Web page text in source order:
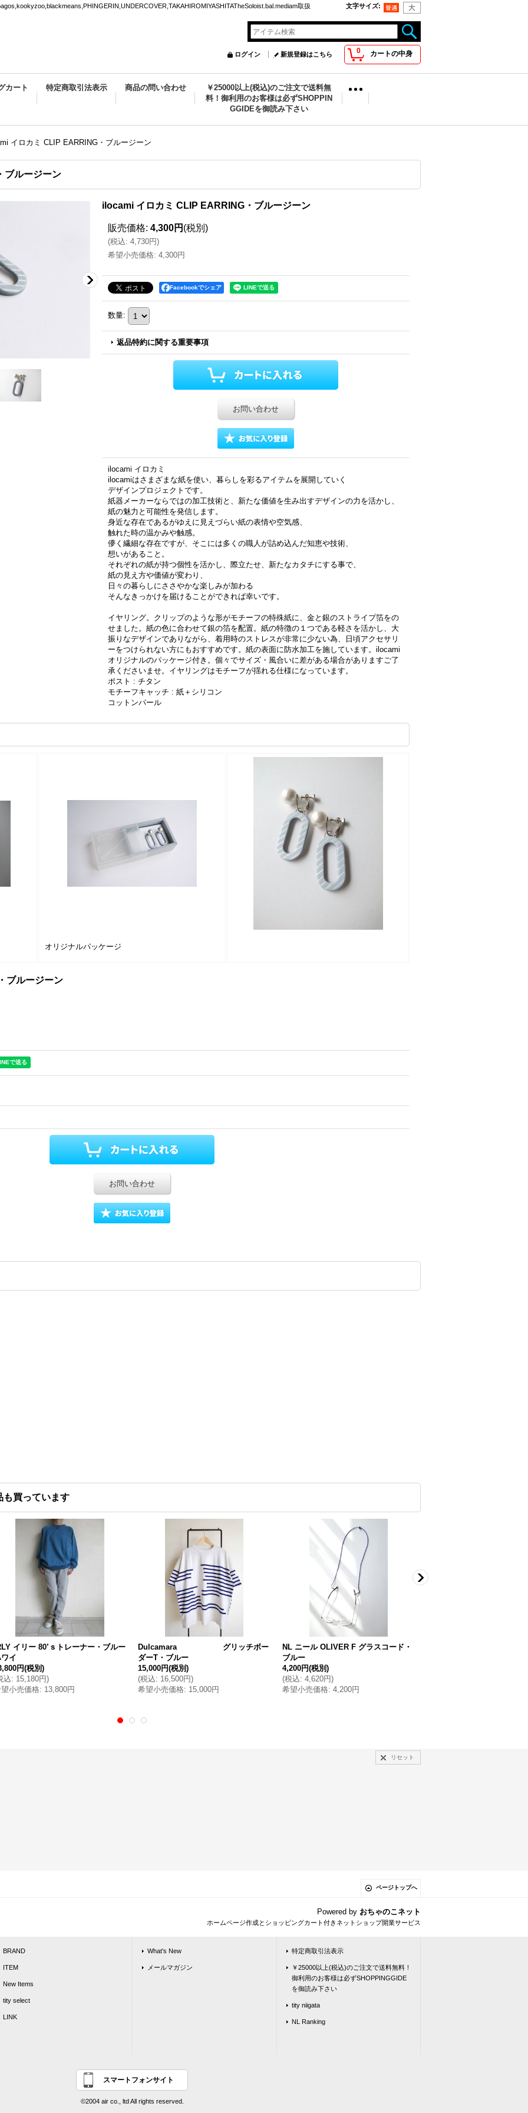
取扱 文字サイズ:
0 カートの中身
ログイン 新規登録はこちら
カート 特定商取引法表示 商品の問い合わせ
￥25000以上(税込)のご注文で送料無
料！御利用のお客様は必ずSHOPPIN
GGIDEを御読み下さい
イロカミ CLIP EARRING・ブルージーン
ブルージーン
ilocami イロカミ CLIP EARRING・ブルージーン
販売価格: 4,300円 (税別)
(税込: 4,730円)
希望小売価格: 4,300円
Facebookでシェア
数量:
返品特約に関する重要事項
お問い合わせ
ilocami イロカミ
ilocamiはさまざまな紙を使い、暮らしを彩るアイテムを展開していく
デザインプロジェクトです。
紙器メーカーならではの加工技術と、新たな価値を生み出すデザインの力を活かし、
紙の魅力と可能性を発信します。
身近な存在であるがゆえに見えづらい紙の表情や空気感、
触れた時の温かみや触感。
儚く繊細な存在ですが、そこには多くの職人が詰め込んだ知恵や技術、
想いがあること。
それぞれの紙が持つ個性を活かし、際立たせ、新たなカタチにする事で、
紙の見え方や価値が変わり、
日々の暮らしにささやかな楽しみが加わる
そんなきっかけを届けることができれば幸いです。
イヤリング。クリップのような形がモチーフの特殊紙に、金と銀のストライプ箔をの
せました。紙の色に合わせて銀の箔を配置。紙の特徴の１つである軽さを活かし、大
振りなデザインでありながら、着用時のストレスが非常に少ない為、日頃アクセサリ
ーをつけられない方にもおすすめです。紙の表面に防水加工を施しています。ilocami
オリジナルのパッケージ付き。個々でサイズ・風合いに差がある場合がありますご了
承くださいませ。イヤリングはモチーフが揺れる仕様になっています。
ポスト : チタン
モチーフキャッチ : 紙＋シリコン
コットンパール
オリジナルパッケージ
ブルージーン
お問い合わせ
も買っています
イリー 80’ｓトレーナー・ブルー
イ
円(税別)
込: 15,180円)
小売価格: 13,800円
Dulcamara グリッチボー
ダーT・ブルー
15,000円(税別)
(税込: 16,500円)
希望小売価格: 15,000円
NL ニール OLIVER F グラスコード・
ブルー
4,200円(税別)
(税込: 4,620円)
希望小売価格: 4,200円
リセット
ページトップへ
Powered by おちゃのこネット
ホームページ作成とショッピングカート付きネットショップ開業サービス
BRAND
ITEM
New Items
tity select
LINK
What's New
メールマガジン
特定商取引法表示
￥25000以上(税込)のご注文で送料無料！
御利用のお客様は必ずSHOPPINGGIDE
を御読み下さい
tity niigata
NL Ranking
スマートフォンサイト
©2004 air co., ltd All rights reserved.